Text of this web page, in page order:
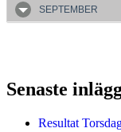
SEPTEMBER
Senaste
Resultat